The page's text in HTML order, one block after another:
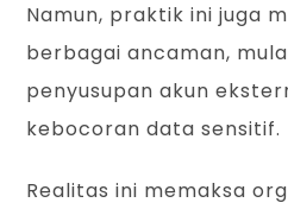
Namun, praktik ini juga
berbagai ancaman,
penyusupan akun
kebocoran data sensitif.
Realitas ini memaksa